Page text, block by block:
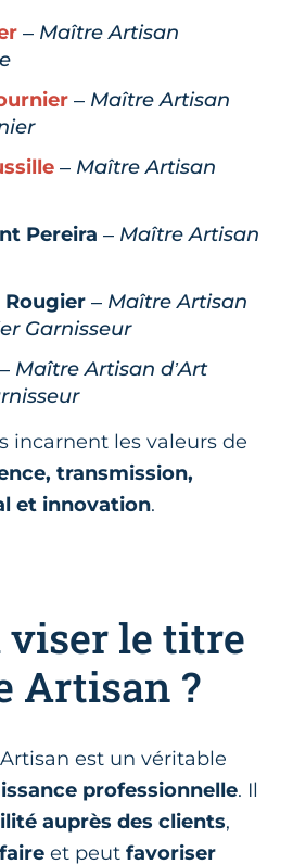
– Maître Artisan
– Maître Artisan
– Maître Artisan
Pereira – Maître Artisan
Rougier – Maître Artisan
Garnisseur
– Maître Artisan d’Art
incarnent les valeurs de
transmission,
et innovation.
viser le titre
Artisan ?
est un véritable
professionnelle. Il
auprès des clients,
et peut favoriser